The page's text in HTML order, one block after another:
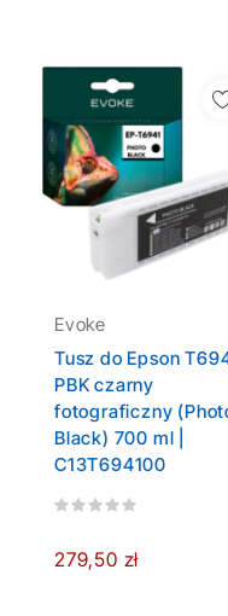
Evoke
Tusz do Epson
PBK czarny
fotograficzny
Black) 700 ml |
C13T694100
279,50 zł